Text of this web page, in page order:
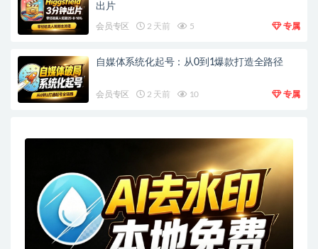
出片
会员专区 2 天前 5 专属
自媒体系统化起号：从0到1爆款打造全路径
会员专区 2 天前 10 专属